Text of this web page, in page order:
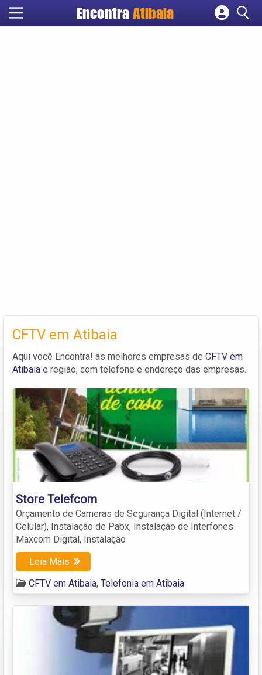
Encontra Atibaia
CFTV em Atibaia
Aqui você Encontra! as melhores empresas de CFTV em
Atibaia e região, com telefone e endereço das empresas.
Store Telefcom
Orçamento de Cameras de Segurança Digital (Internet /
Celular), Instalação de Pabx, Instalação de Interfones
Maxcom Digital, Instalação
Leia Mais
CFTV em Atibaia, Telefonia em Atibaia